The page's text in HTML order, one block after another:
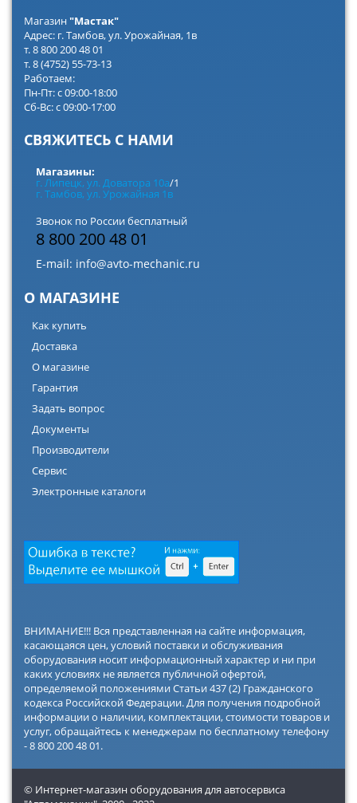
Магазин"Мастак"
Адрес: г. Тамбов, ул. Урожайная, 1в
т. 8 800 200 48 01
т. 8 (4752) 55-73-13
Работаем:
Пн-Пт: с 09:00-18:00
Сб-Вс: с 09:00-17:00
СВЯЖИТЕСЬ С НАМИ
Магазины:
г. Липецк, ул. Доватора 10а/1
г. Тамбов, ул. Урожайная 1в
Звонок по России бесплатный
8 800 200 48 01
E-mail: info@avto-mechanic.ru
О МАГАЗИНЕ
Как купить
Доставка
О магазине
Гарантия
Задать вопрос
Документы
Производители
Сервис
Электронные каталоги
ВНИМАНИЕ!!! Вся представленная на сайте информация,
касающаяся цен, условий поставки и обслуживания
оборудования носит информационный характер и ни при
каких условиях не является публичной офертой,
определяемой положениями Статьи 437 (2) Гражданского
кодекса Российской Федерации. Для получения подробной
информации о наличии, комплектации, стоимости товаров и
услуг, обращайтесь к менеджерам по бесплатному телефону
- 8 800 200 48 01.
© Интернет-магазин оборудования для автосервиса